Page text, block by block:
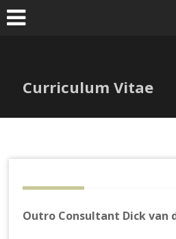
Ga
naar
Curriculum Vitae
Outro Consultant Dick van